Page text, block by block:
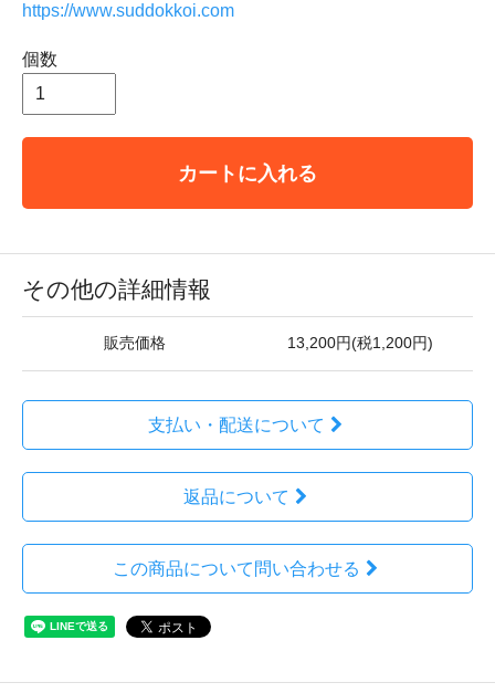
https://www.suddokkoi.com
個数
カートに入れる
その他の詳細情報
販売価格 13,200円(税1,200円)
支払い・配送について
返品について
この商品について問い合わせる